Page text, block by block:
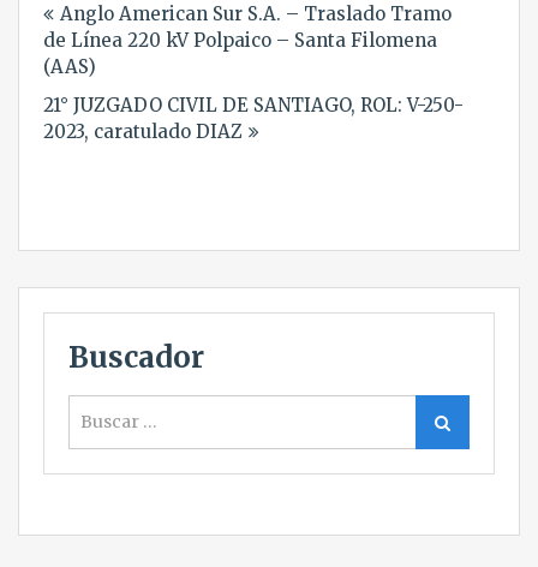
de
entradas
Anglo American Sur S.A. – Traslado Tramo
de Línea 220 kV Polpaico – Santa Filomena
(AAS)
21° JUZGADO CIVIL DE SANTIAGO, ROL: V-250-
2023, caratulado DIAZ
Buscador
Buscar